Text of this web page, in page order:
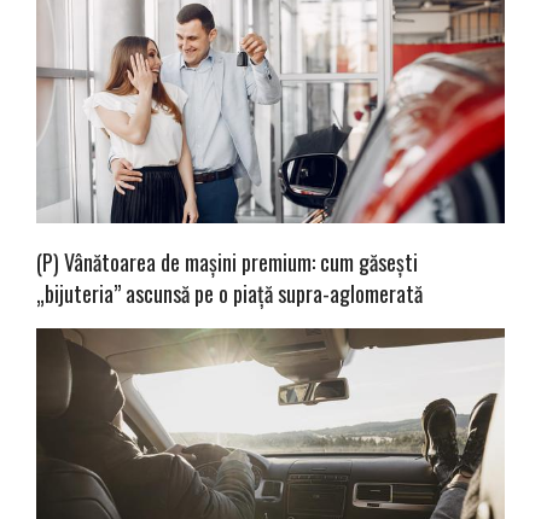
(P) Vânătoarea de mașini premium: cum găsești
„bijuteria” ascunsă pe o piață supra-aglomerată